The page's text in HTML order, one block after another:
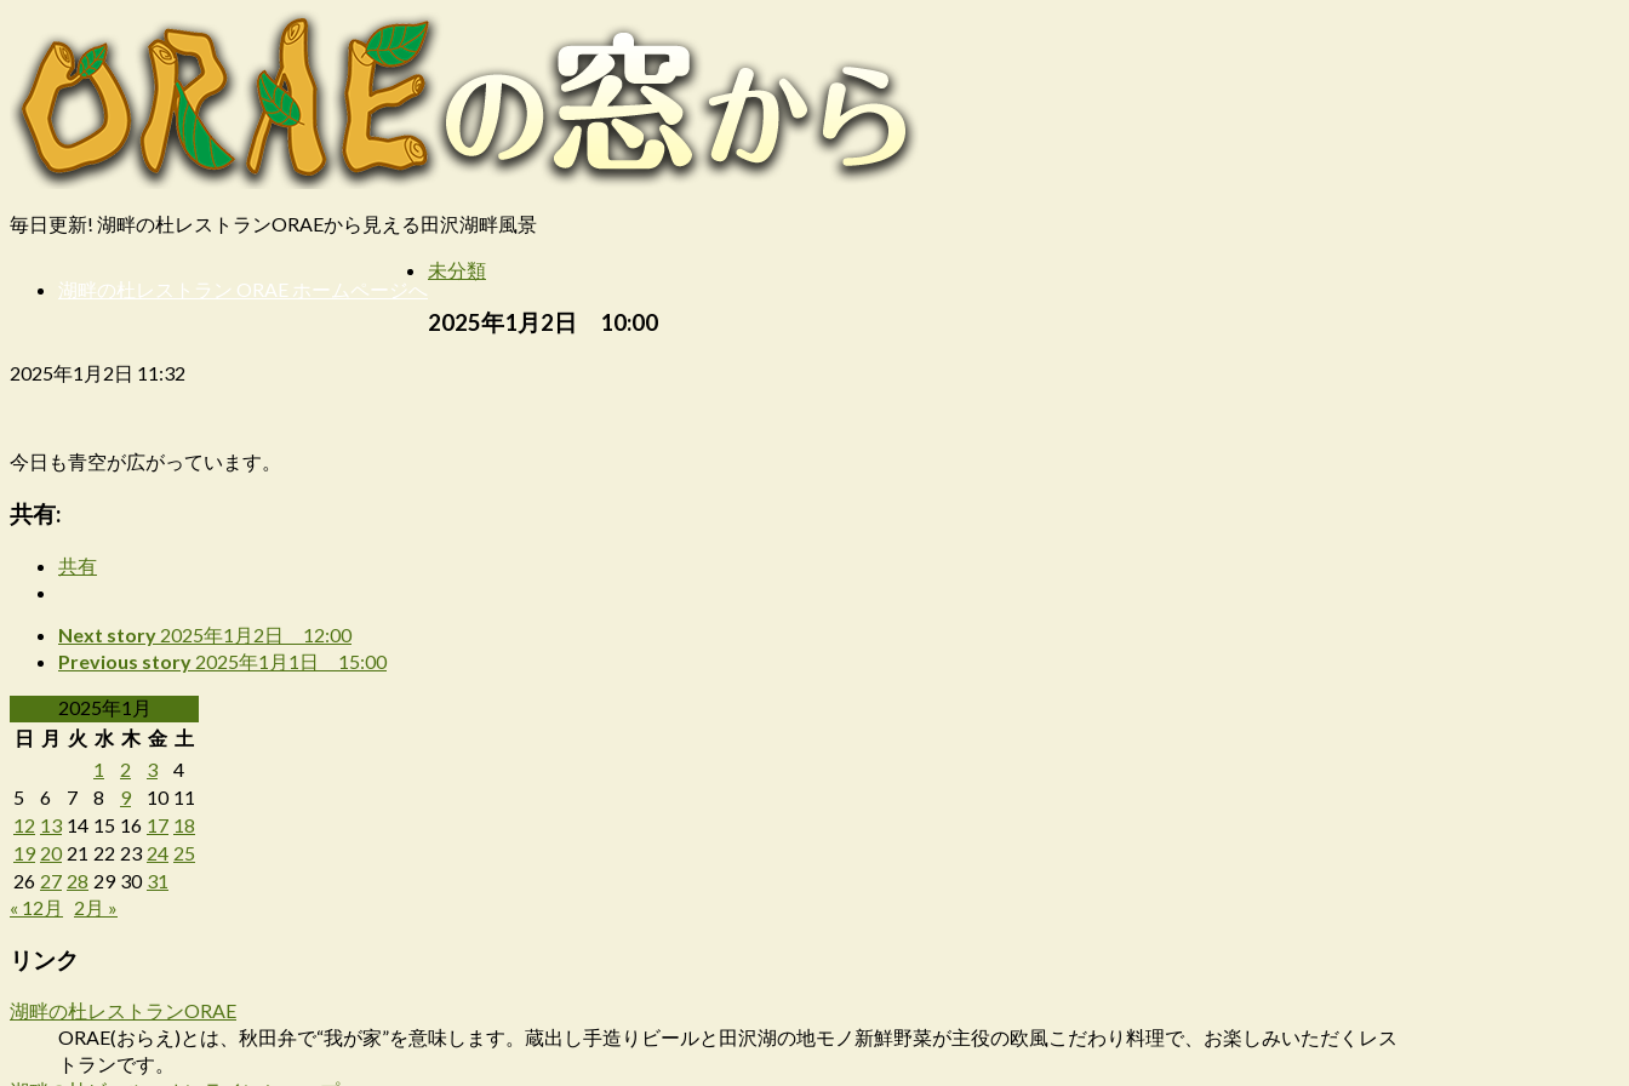
毎日更新! 湖畔の杜レストランORAEから見える田沢湖畔風景
湖畔の杜レストラン ORAE ホームページへ
未分類
2025年1月2日 10:00
2025年1月2日 11:32
今日も青空が広がっています。
共有:
共有
Next story 2025年1月2日 12:00
Previous story 2025年1月1日 15:00
2025年1月
日 月 火 水 木 金 土
1
2 3
4
5
6 7 8 9 10 11
12 13 14 15 16 17 18
19 20 21 22 23 24 25
26 27 28 29 30 31
« 12月
2月 »
リンク
湖畔の杜レストランORAE
ORAE(おらえ)とは、秋田弁で“我が家”を意味します。蔵出し手造りビールと田沢湖の地モノ新鮮野菜が主役の欧風こだわり料理で、お楽しみいただくレス
トランです。